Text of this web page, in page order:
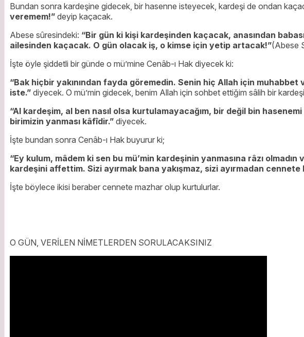
Bundan sonra kardeşine gidecek, bir hasenne isteyecek, kardeşi de ondan
veremem!” deyip kaçacak.
Abese sûresindeki: “Bir gün ki kişi kardeşinden kaçacak, anasından
ailesinden kaçacak. O gün olacak iş, o kimse için yetip artacak!”(Abese
İşte öyle şiddetli bir günde o mü’mine Cenâb-ı Hak diyecek ki:
“Bak hiçbir yakınından fayda göremedin. Senin hiç Allah için
iste.” diyecek. O mü’min gidecek, benim Allah için sohbet ettiğim sâlih bir
“Al kardeşim, al ben nasıl olsa kurtulamayacağım, bir değil bin
birimizin yanması kâfîdir.” diyecek.
İşte bundan sonra Cenâb-ı Hak buyurur ki;
“Ey kulum, mâdem ki sen bu mü’min kardeşinin yanmasına râzı
kardeşini affettim. Sizi ayırmak bana yakışmaz, sizi ayırmadan cennete
İşte böylece ikisi beraber cennete mazhar olup kurtulurlar.
O GÜN, VERİLEN NİMETLERDEN SORULACAKSINIZ